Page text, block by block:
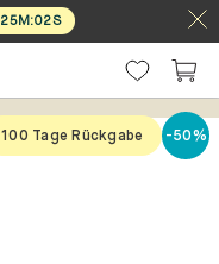
25M:02S
100 Tage Rückgabe -50%